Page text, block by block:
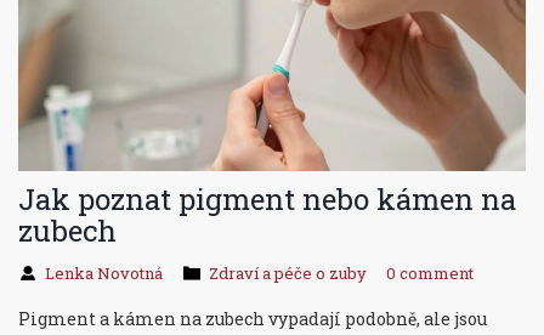
Jak poznat pigment nebo kámen na
zubech
Lenka Novotná Zdraví a péče o zuby 0 comment
Pigment a kámen na zubech vypadají podobně, ale jsou